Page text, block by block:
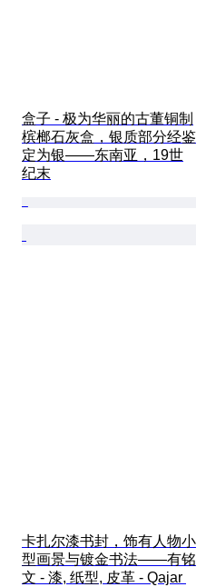
盒子 - 极为华丽的古董铜制
槟榔石灰盒，银质部分经鉴
定为银——东南亚，19世
纪末
卡扎尔漆书封，饰有人物小
型画景与镀金书法——有铭
文 - 漆, 纸型, 皮革 - Qajar